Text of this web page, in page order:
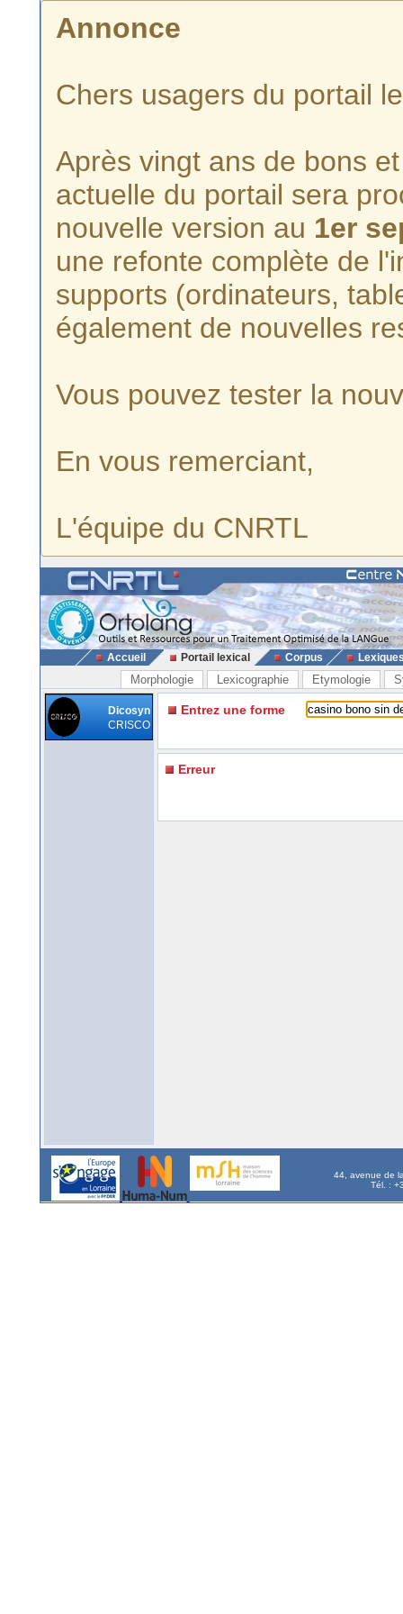
Annonce
Chers usagers du portail
Après vingt ans de bons
actuelle du portail sera
nouvelle version au 1er
une refonte complète de
supports (ordinateurs,
également de nouvelles
Vous pouvez tester la
En vous remerciant,
L'équipe du CNRTL
Accueil Portail lexical Corpus
Morphologie Lexicographie Etymologie
Dicosyn
CRISCO
Entrez une forme
Erreur
44, avenue de
Tél. :